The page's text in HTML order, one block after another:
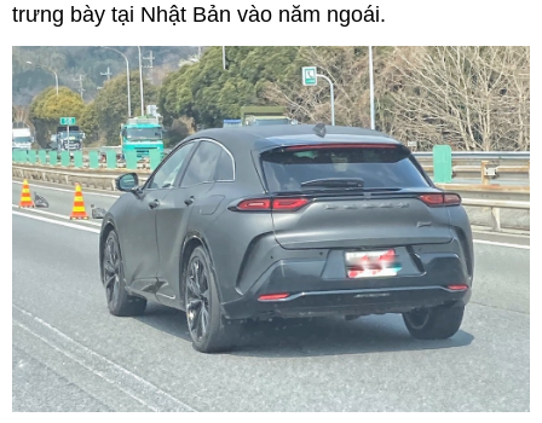
trưng bày tại Nhật Bản vào năm ngoái.